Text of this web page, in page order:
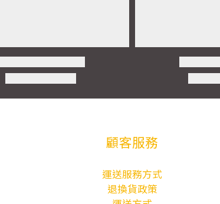
顧客服務
運送服務方式
退換貨政策